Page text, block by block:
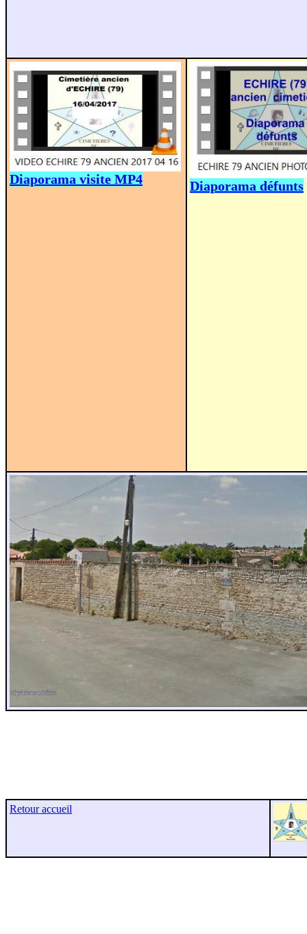
Diaporama visite MP4 Diaporama défunts
Retour accueil